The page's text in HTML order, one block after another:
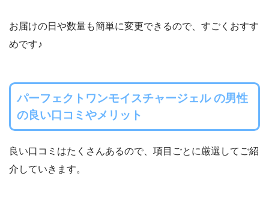
お届けの日や数量も簡単に変更できるので、すごくおすす
めです♪
パーフェクトワンモイスチャージェルの男性
の良い口コミやメリット
良い口コミはたくさんあるので、項目ごとに厳選してご紹
介していきます。